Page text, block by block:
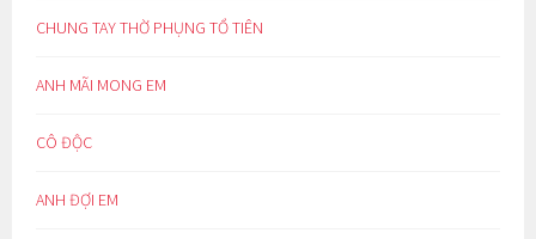
CHUNG TAY THỜ PHỤNG TỔ TIÊN
ANH MÃI MONG EM
CÔ ĐỘC
ANH ĐỢI EM